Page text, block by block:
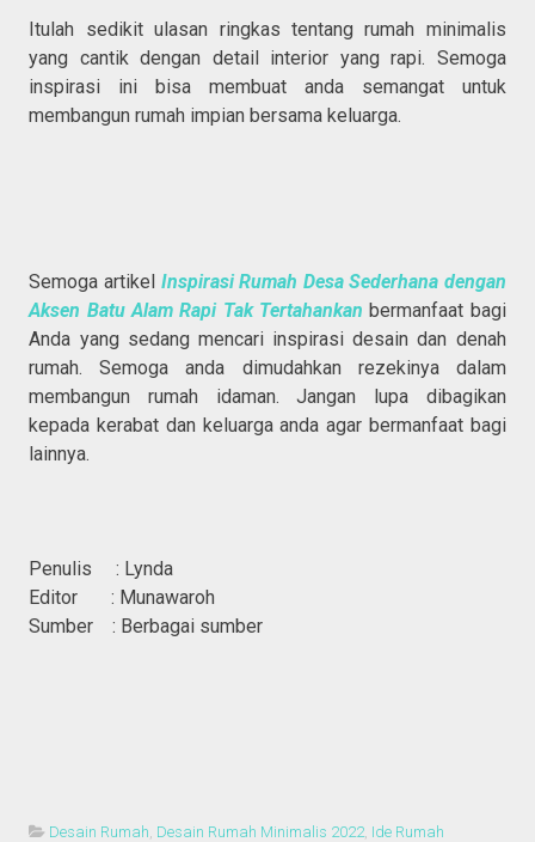
Itulah sedikit ulasan ringkas tentang rumah minimalis
yang cantik dengan detail interior yang rapi. Semoga
inspirasi ini bisa membuat anda semangat untuk
membangun rumah impian bersama keluarga.
Semoga artikel Inspirasi Rumah Desa Sederhana dengan
Aksen Batu Alam Rapi Tak Tertahankan bermanfaat bagi
Anda yang sedang mencari inspirasi desain dan denah
rumah. Semoga anda dimudahkan rezekinya dalam
membangun rumah idaman. Jangan lupa dibagikan
kepada kerabat dan keluarga anda agar bermanfaat bagi
lainnya.
Penulis : Lynda
Editor : Munawaroh
Sumber : Berbagai sumber
Desain Rumah Desain Rumah Minimalis 2022 Ide Rumah